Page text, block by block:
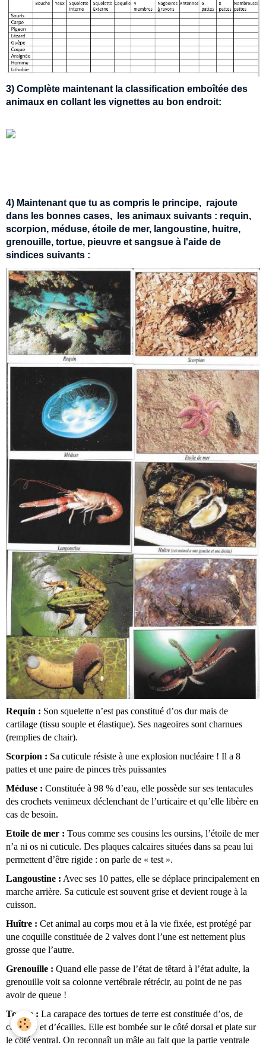
3) Complète maintenant la classification emboîtée des
animaux en collant les vignettes au bon endroit:
4) Maintenant que tu as compris le principe, rajoute
dans les bonnes cases, les animaux suivants : requin,
scorpion, méduse, étoile de mer, langoustine, huitre,
grenouille, tortue, pieuvre et sangsue à l'aide de
sindices suivants :
Requin : Son squelette n’est pas constitué d’os dur mais de
cartilage (tissu souple et élastique). Ses nageoires sont charnues
(remplies de chair).
Scorpion : Sa cuticule résiste à une explosion nucléaire ! Il a 8
pattes et une paire de pinces très puissantes
Méduse : Constituée à 98 % d’eau, elle possède sur ses tentacules
des crochets venimeux déclenchant de l’urticaire et qu’elle libère en
cas de besoin.
Etoile de mer : Tous comme ses cousins les oursins, l’étoile de mer
n’a ni os ni cuticule. Des plaques calcaires situées dans sa peau lui
permettent d’être rigide : on parle de « test ».
Langoustine : Avec ses 10 pattes, elle se déplace principalement en
marche arrière. Sa cuticule est souvent grise et devient rouge à la
cuisson.
Huître : Cet animal au corps mou et à la vie fixée, est protégé par
une coquille constituée de 2 valves dont l’une est nettement plus
grosse que l’autre.
Grenouille : Quand elle passe de l’état de têtard à l’état adulte, la
grenouille voit sa colonne vertébrale rétrécir, au point de ne pas
avoir de queue !
Tortue : La carapace des tortues de terre est constituée d’os, de
cartilage et d’écailles. Elle est bombée sur le côté dorsal et plate sur
le côté ventral. On reconnaît un mâle au fait que la partie ventrale